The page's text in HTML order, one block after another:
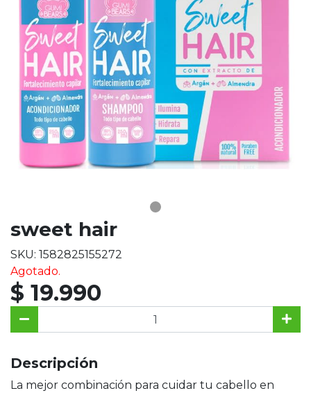
sweet hair
SKU: 1582825155272
Agotado.
$ 19.990
Descripción
La mejor combinación para cuidar tu cabello en